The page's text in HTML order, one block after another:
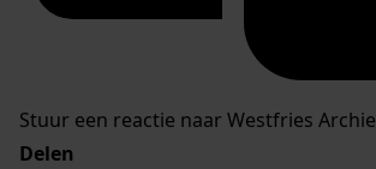
Stuur een reactie naar Westfries
Delen